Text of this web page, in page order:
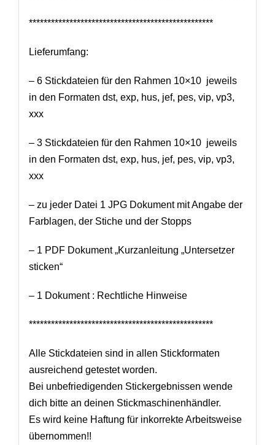
**************************************************
Lieferumfang:
– 6 Stickdateien für den Rahmen 10×10 jeweils
in den Formaten dst, exp, hus, jef, pes, vip, vp3,
xxx
– 3 Stickdateien für den Rahmen 10×10 jeweils
in den Formaten dst, exp, hus, jef, pes, vip, vp3,
xxx
– zu jeder Datei 1 JPG Dokument mit Angabe der
Farblagen, der Stiche und der Stopps
– 1 PDF Dokument „Kurzanleitung „Untersetzer
sticken“
– 1 Dokument : Rechtliche Hinweise
**************************************************
Alle Stickdateien sind in allen Stickformaten
ausreichend getestet worden.
Bei unbefriedigenden Stickergebnissen wende
dich bitte an deinen Stickmaschinenhändler.
Es wird keine Haftung für inkorrekte Arbeitsweise
übernommen!!